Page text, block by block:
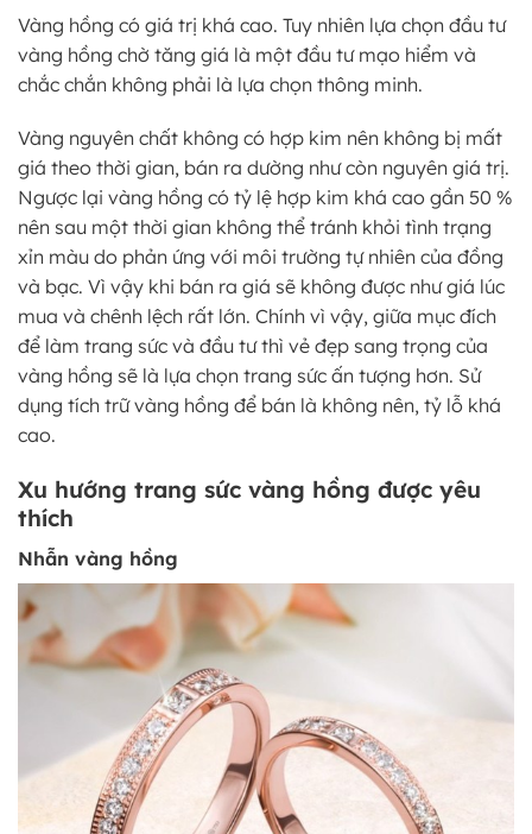
Vàng hồng có giá trị khá cao. Tuy nhiên lựa chọn đầu tư
vàng hồng chờ tăng giá là một đầu tư mạo hiểm và
chắc chắn không phải là lựa chọn thông minh.
Vàng nguyên chất không có hợp kim nên không bị mất
giá theo thời gian, bán ra dường như còn nguyên giá trị.
Ngược lại vàng hồng có tỷ lệ hợp kim khá cao gần 50 %
nên sau một thời gian không thể tránh khỏi tình trạng
xỉn màu do phản ứng với môi trường tự nhiên của đồng
và bạc. Vì vậy khi bán ra giá sẽ không được như giá lúc
mua và chênh lệch rất lớn. Chính vì vậy, giữa mục đích
để làm trang sức và đầu tư thì vẻ đẹp sang trọng của
vàng hồng sẽ là lựa chọn trang sức ấn tượng hơn. Sử
dụng tích trữ vàng hồng để bán là không nên, tỷ lỗ khá
cao.
Xu hướng trang sức vàng hồng được yêu
thích
Nhẫn vàng hồng